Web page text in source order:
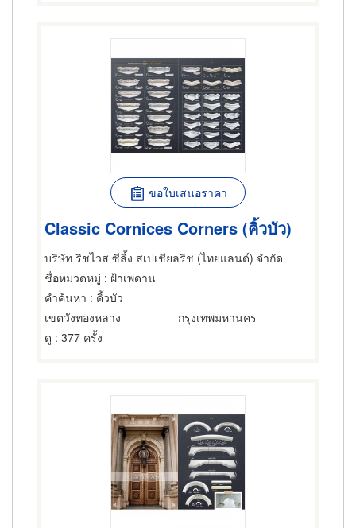
ขอใบเสนอราคา
Classic Cornices Corners (คิ้วบัว)
บริษัท ริชไวส ซีลิ้ง สเปเชียลริช (ไทยแลนด์) จำกัด
ชื่อหมวดหมู่ : ฝ้าเพดาน
คำค้นหา : คิ้วบัว
เขตวังทองหลาง
กรุงเทพมหานคร
ดู : 377 ครั้ง